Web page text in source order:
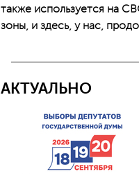
также используется на
зоны, и здесь, у нас,
АКТУАЛЬНО